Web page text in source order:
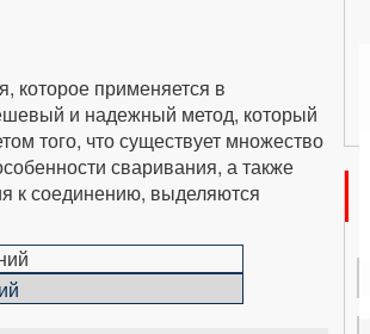
которое применяется в
и надежный метод, который
того, что существует множество
сваривания, а также
к соединению, выделяются